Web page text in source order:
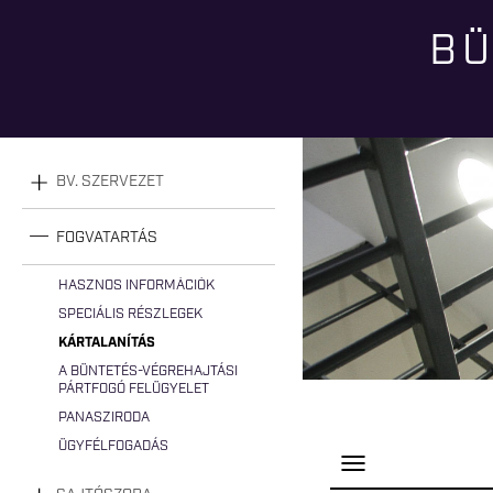
BV. SZERVEZET
FOGVATARTÁS
HASZNOS INFORMÁCIÓK
SPECIÁLIS RÉSZLEGEK
KÁRTALANÍTÁS
A BÜNTETÉS-VÉGREHAJTÁSI
PÁRTFOGÓ FELÜGYELET
PANASZIRODA
ÜGYFÉLFOGADÁS
P